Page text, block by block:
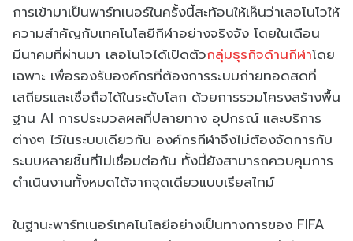
การเข้ามาเป็นพาร์ทเนอร์ในครั้งนี้สะท้อนให้เห็นว่าเลอโนโวให้
ความสำคัญกับเทคโนโลยีกีฬาอย่างจริงจัง โดยในเดือน
มีนาคมที่ผ่านมา เลอโนโวได้เปิดตัวกลุ่มธุรกิจด้านกีฬาโดย
เฉพาะ เพื่อรองรับองค์กรที่ต้องการระบบถ่ายทอดสดที่
เสถียรและเชื่อถือได้ในระดับโลก ด้วยการรวมโครงสร้างพื้น
ฐาน AI การประมวลผลที่ปลายทาง อุปกรณ์ และบริการ
ต่างๆ ไว้ในระบบเดียวกัน องค์กรกีฬาจึงไม่ต้องจัดการกับ
ระบบหลายชิ้นที่ไม่เชื่อมต่อกัน ทั้งนี้ยังสามารถควบคุมการ
ดำเนินงานทั้งหมดได้จากจุดเดียวแบบเรียลไทม์
ในฐานะพาร์ทเนอร์เทคโนโลยีอย่างเป็นทางการของ FIFA